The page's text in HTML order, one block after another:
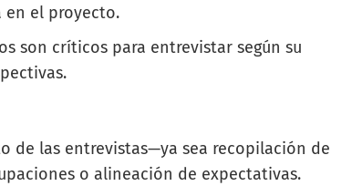
el proyecto.
son críticos para entrevistar según su
de las entrevistas—ya sea recopilación de
o alineación de expectativas.